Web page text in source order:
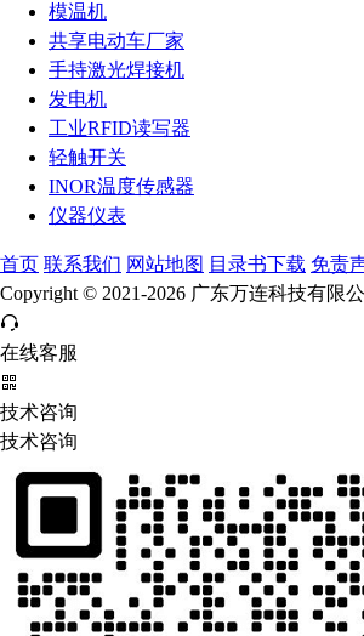
模温机
共享电动车厂家
手持激光焊接机
发电机
工业RFID读写器
轻触开关
INOR温度传感器
仪器仪表
首页 联系我们 网站地图 目录书下载 免责
Copyright © 2021-2026 广东万连科技有限
在线客服
技术咨询
技术咨询